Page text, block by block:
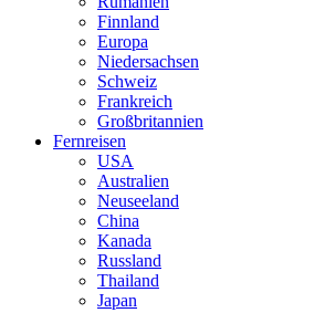
Finnland
Europa
Niedersachsen
Schweiz
Frankreich
Großbritannien
Fernreisen
USA
Australien
Neuseeland
China
Kanada
Russland
Thailand
Japan